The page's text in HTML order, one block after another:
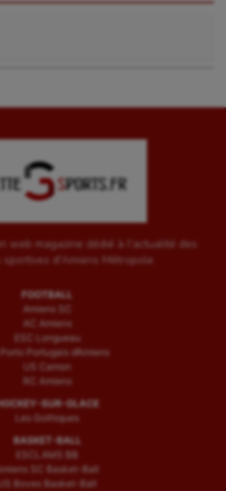
web magazine dédié à l'actualité des
sportives d'Amiens Métropole.
FOOTBALL
Amiens SC
AC Amiens
ESC Longueau
Porto Portugais d’Amiens
US Camon
RC Amiens
SUR-GLACE
Les Gothiques
BASKET-BALL
ESCLAMS BB
SC Basket-Ball
US Boves Basket-Ball